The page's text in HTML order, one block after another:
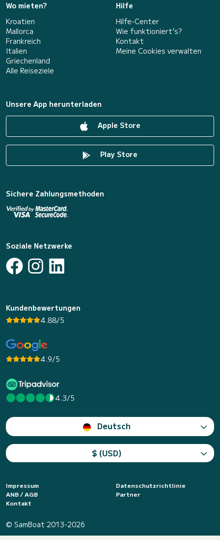
Wo mieten?
Kroatien
Mallorca
Frankreich
Italien
Griechenland
Alle Reiseziele
Hilfe
Hilfe-Center
Wie funktioniert's?
Kontakt
Meine Cookies verwalten
Unsere App herunterladen
Apple Store
Play Store
Sichere Zahlungsmethoden
Soziale Netzwerke
Kundenbewertungen
4.88/5
4.9/5
4.3/5
Deutsch
$ (USD)
Impressum
Datenschutzrichtlinie
ANB / AGB
Partner
Kontakt
© SamBoat 2013-2026